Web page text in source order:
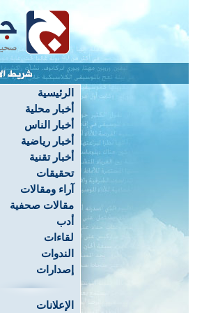
الرئيسية
أخبار محلية
أخبار الناس
أخبار رياضية
أخبار تقنية
تحقيقات
آراء ومقالات
مقالات صحفية
أدب
لقاءات
الندوات
إصدارات
الإعلانات